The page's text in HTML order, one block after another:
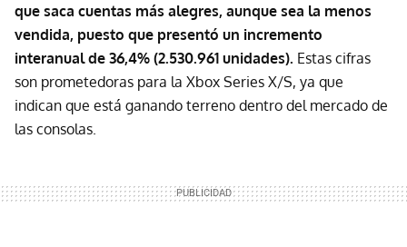
que saca cuentas más alegres, aunque sea la menos
vendida, puesto que presentó un incremento
interanual de 36,4% (2.530.961 unidades). Estas cifras
son prometedoras para la Xbox Series X/S, ya que
indican que está ganando terreno dentro del mercado de
las consolas.